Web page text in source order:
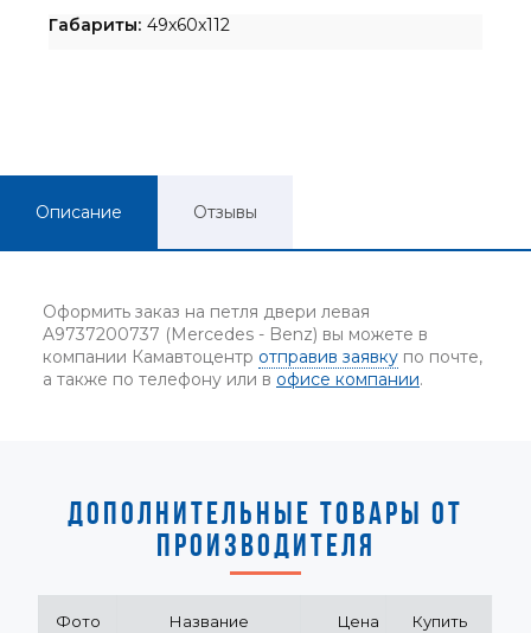
Габариты: 49x60x112
Описание Отзывы
Оформить заказ на петля двери левая
A9737200737 (Mercedes - Benz) вы можете в
компании Камавтоцентр отправив заявку по почте,
а также по телефону или в офисе компании.
ДОПОЛНИТЕЛЬНЫЕ ТОВАРЫ ОТ
ПРОИЗВОДИТЕЛЯ
Фото Название Цена Купить